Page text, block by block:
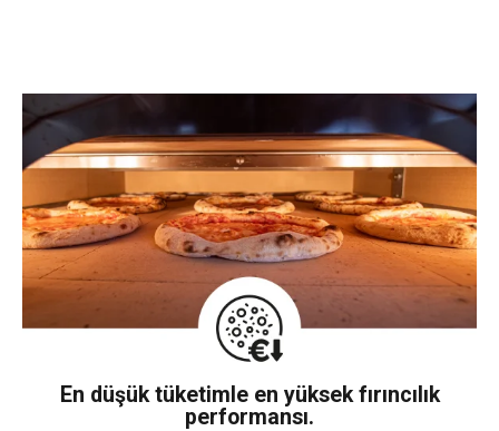
En düşük tüketimle en yüksek fırıncılık
performansı.